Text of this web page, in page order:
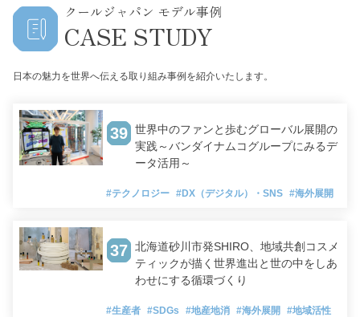
クールジャパン モデル事例
CASE STUDY
日本の魅力を世界へ伝える取り組み事例を紹介いたします。
39 世界中のファンと歩むグローバル展開の
実践～バンダイナムコグループにみるデ
ータ活用～
#テクノロジー #DX（デジタル）・SNS #海外展開
37 北海道砂川市発SHIRO、地域共創コスメ
ティックが描く世界進出と世の中をしあ
わせにする循環づくり
#生産者 #SDGs #地産地消 #海外展開 #地域活性